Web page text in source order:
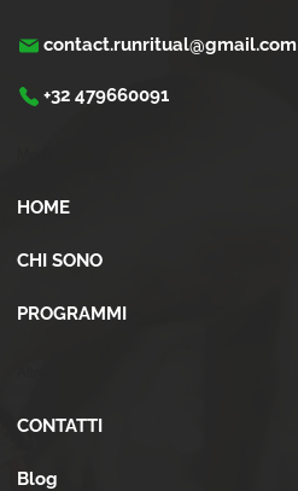
contact.runritual@gmail.com
+32 479660091
HOME
CHI SONO
PROGRAMMI
CONTATTI
Blog